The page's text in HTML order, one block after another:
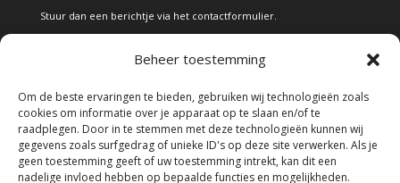
Beheer toestemming
Om de beste ervaringen te bieden, gebruiken wij technologieën zoals
cookies om informatie over je apparaat op te slaan en/of te
raadplegen. Door in te stemmen met deze technologieën kunnen wij
gegevens zoals surfgedrag of unieke ID's op deze site verwerken. Als je
geen toestemming geeft of uw toestemming intrekt, kan dit een
nadelige invloed hebben op bepaalde functies en mogelijkheden.
Stuur dan een berichtje via het contactformulier.
Alle teksten en foto's op deze site zijn eigendom van Mamagisch.
Teksten en foto's van Mamagisch mogen onder geen beding